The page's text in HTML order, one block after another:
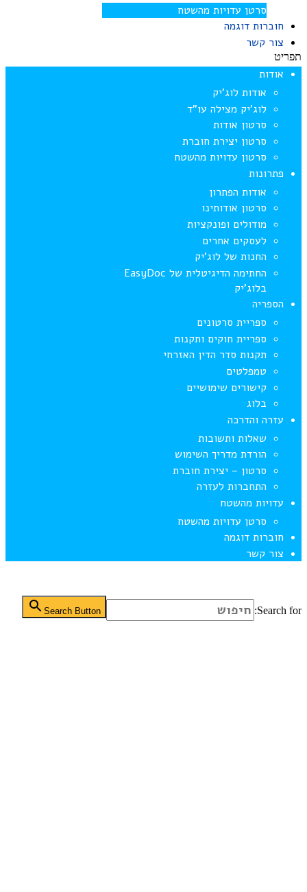
סרטן עדויות מהשטח
חוברות דוגמה
צור קשר
תפריט
אודות
אודות לוג’יק
לוג’יק מצילה עו”ד
סרטון אודות
סרטון יצירת חוברת
סרטון עדויות מהשטח
פתרונות
אודות הפתרון
סרטון אודותינו
מודולים ופונקציות
לעסקים אחרים
החנות של לוג’יק
החתימה הדיגיטלית של EasyDoc
בלוג’יק
הספריה
ספריית סרטונים
ספריית חוקים ותקנות
תקנות סדר הדין האזרחי
טמפלטים
קישורים שימושיים
בלוג
עזרה והדרכה
שאלות ותשובות
הורדת מדריך השימוש
סרטון – יצירת חוברת
התחברות לעזרה
עדויות מהשטח
סרטן עדויות מהשטח
חוברות דוגמה
צור קשר
Search for:
Search Button